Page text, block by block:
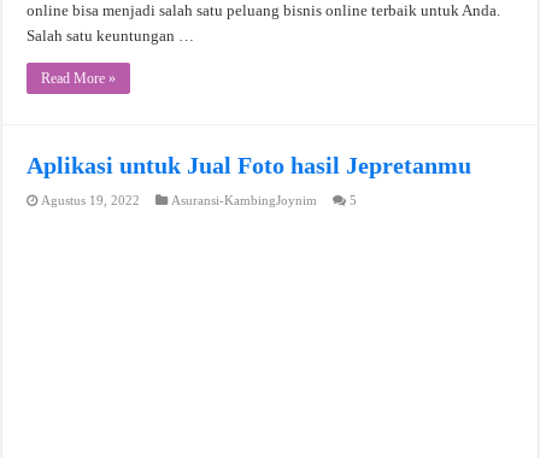
online bisa menjadi salah satu peluang bisnis online terbaik untuk Anda.
Salah satu keuntungan …
Read More »
Aplikasi untuk Jual Foto hasil Jepretanmu
Agustus 19, 2022 Asuransi-KambingJoynim 5